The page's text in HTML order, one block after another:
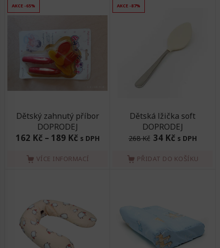
AKCE -65%
Dětský zahnutý příbor
DOPRODEJ
162 Kč– 189 Kč s DPH
VÍCE INFORMACÍ
AKCE -87%
Dětská lžička soft
DOPRODEJ
268 Kč 34 Kč s DPH
PŘIDAT DO KOŠÍKU